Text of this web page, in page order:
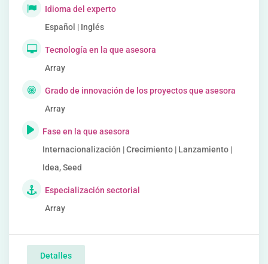
Idioma del experto
Español | Inglés
Tecnología en la que asesora
Array
Grado de innovación de los proyectos que asesora
Array
Fase en la que asesora
Internacionalización | Crecimiento | Lanzamiento |
Idea, Seed
Especialización sectorial
Array
Detalles